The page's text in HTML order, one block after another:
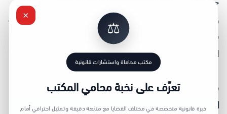
حفظ الحسابات المستخدمة، وإثبات العلاقة بين الخداع
وتسليم المال. كلما تصرفت مبكرًا وبطريقة منظمة، زادت
فرص بناء ملف أقوى أمام البنك أو الجهات المختصة أو
في المملكة العربية السعودية، يعالجنظام مكافحة
الاحتيال المالي وخيانة الأمانةصورًا من الاستيلاء على
×
⚖️
مكتب محاماة واستشارات قانونية
تعرّف على نخبة محامي المكتب
خبرة قانونية متخصصة في مختلف القضايا مع متابعة دقيقة وتمثيل احترافي أمام